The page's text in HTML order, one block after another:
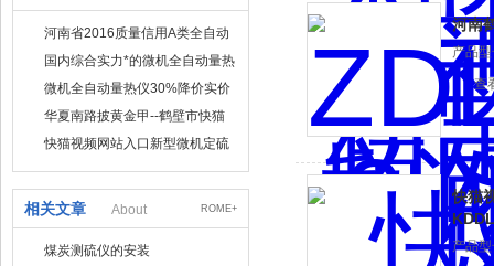
河南省2016质量信用A类全自动
量热仪
国内综合实力*的微机全自动量热
仪制造企业
微机全自动量热仪30%降价实价
出售
华夏南路披黄金甲--鹤壁市快猫
视频网站入口仪器仪表有限公司
快猫视频网站入口新型微机定硫
相关文章 About ROME+
煤炭测硫仪的安装
河南
产品型
查
快猫
产品型号